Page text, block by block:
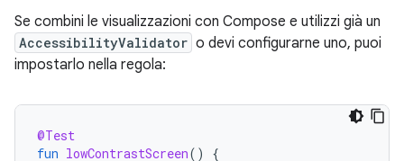
Se combini le visualizzazioni con Compose e utilizzi già un
AccessibilityValidator o devi configurarne uno, puoi
impostarlo nella regola:
@Test
fun lowContrastScreen() {